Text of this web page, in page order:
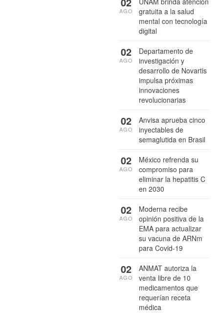
gratuita a la salud
mental con tecnología
digital
AGO
Departamento de
investigación y
desarrollo de Novartis
impulsa próximas
innovaciones
revolucionarias
02
AGO
Anvisa aprueba cinco
inyectables de
semaglutida en Brasil
02
AGO
México refrenda su
compromiso para
eliminar la hepatitis C
en 2030
02
AGO
Moderna recibe
opinión positiva de la
EMA para actualizar
su vacuna de ARNm
para Covid-19
02
AGO
ANMAT autoriza la
venta libre de 10
medicamentos que
requerían receta
médica
02
AGO